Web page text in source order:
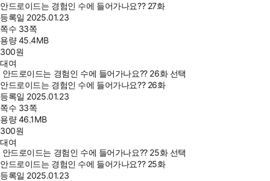
안드로이드는 경험인 수에 들어가나요?? 27화
등록일 2025.01.23
쪽수 33쪽
용량45.4MB
300원
대여
안드로이드는 경험인 수에 들어가나요?? 26화 선택
안드로이드는 경험인 수에 들어가나요?? 26화
등록일 2025.01.23
쪽수 33쪽
용량46.1MB
300원
대여
안드로이드는 경험인 수에 들어가나요?? 25화 선택
안드로이드는 경험인 수에 들어가나요?? 25화
등록일 2025.01.23